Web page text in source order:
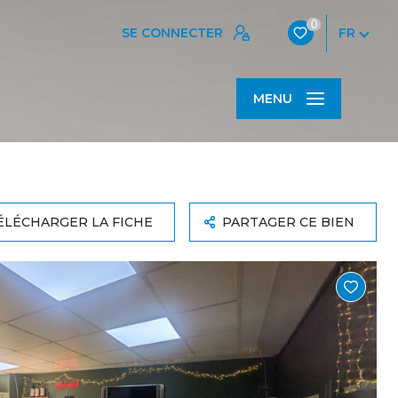
SE CONNECTER
0
FR
MENU
LA FICHE PARTAGER CE BIEN